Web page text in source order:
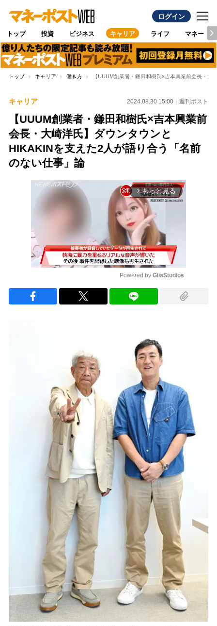
ログイン
トップ 投資 ビジネス キャリア ライフ マネー
トップ キャリア 働き方 【UUUM創業者・鎌田和樹氏×吉本興業前会長・
キャリア 2024.08.30 15:00 週刊ポスト
【UUUM創業者・鎌田和樹氏×吉本興業前
会長・大崎洋氏】ダウンタウンと
HIKAKINを支えた2人が語り合う「名前
のない仕事」論
arrow_forward_ios もっと見る
Powered by GliaStudios